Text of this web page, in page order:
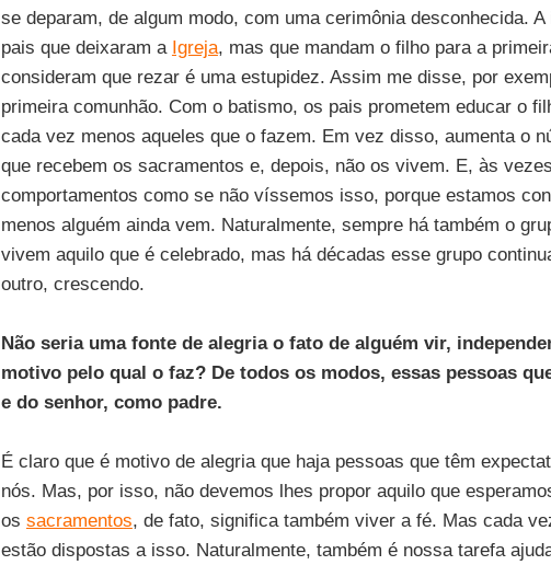
se deparam, de algum modo, com uma cerimônia desconhecida.
pais que deixaram a Igreja, mas que mandam o filho para a
consideram que rezar é uma estupidez. Assim me disse, por
primeira comunhão. Com o batismo, os pais prometem educar o
cada vez menos aqueles que o fazem. Em vez disso, aumenta o
que recebem os sacramentos e, depois, não os vivem. E, às
comportamentos como se não víssemos isso, porque estamos
menos alguém ainda vem. Naturalmente, sempre há também o
vivem aquilo que é celebrado, mas há décadas esse grupo
outro, crescendo.
Não seria uma fonte de alegria o fato de alguém vir,
motivo pelo qual o faz? De todos os modos, essas pessoas
e do senhor, como padre.
É claro que é motivo de alegria que haja pessoas que têm
nós. Mas, por isso, não devemos lhes propor aquilo que
os sacramentos, de fato, significa também viver a fé. Mas cada
estão dispostas a isso. Naturalmente, também é nossa tarefa